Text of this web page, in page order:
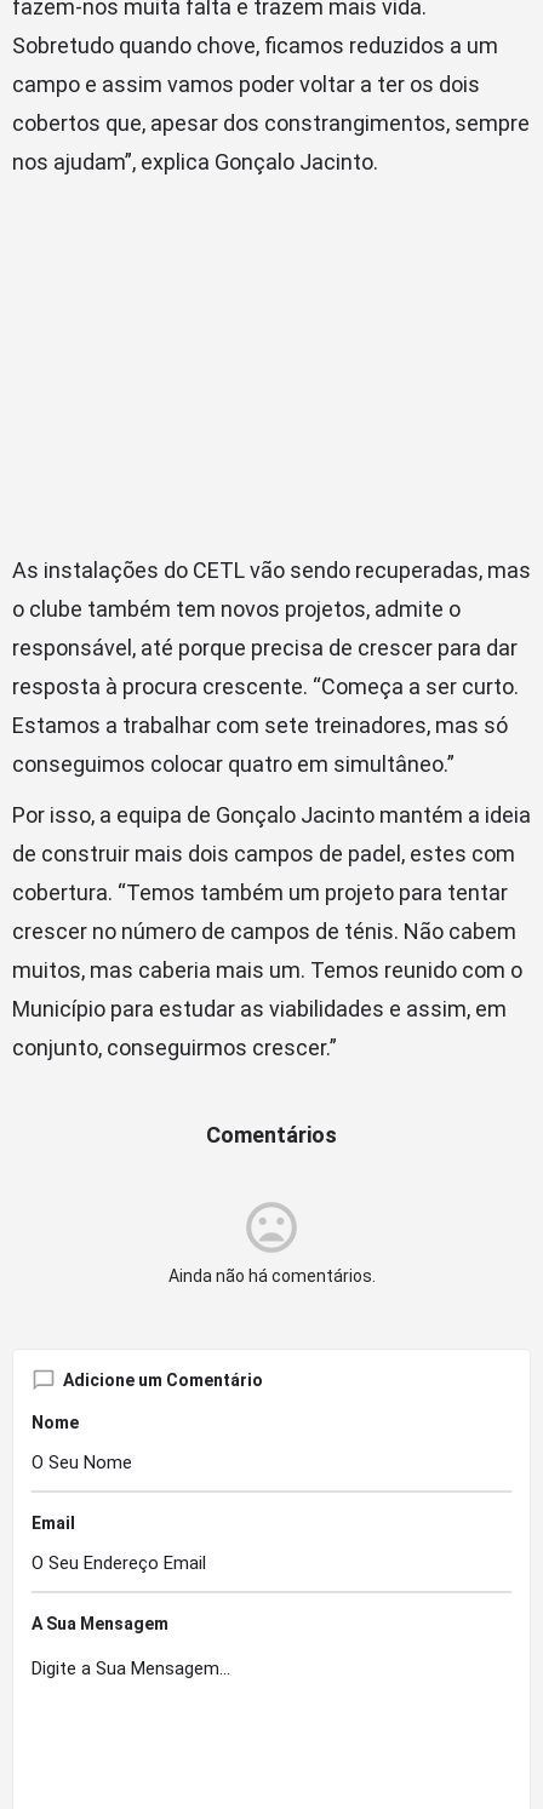
fazem-nos muita falta e trazem mais vida.
Sobretudo quando chove, ficamos reduzidos a um
campo e assim vamos poder voltar a ter os dois
cobertos que, apesar dos constrangimentos, sempre
nos ajudam”, explica Gonçalo Jacinto.
As instalações do CETL vão sendo recuperadas, mas
o clube também tem novos projetos, admite o
responsável, até porque precisa de crescer para dar
resposta à procura crescente. “Começa a ser curto.
Estamos a trabalhar com sete treinadores, mas só
conseguimos colocar quatro em simultâneo.”
Por isso, a equipa de Gonçalo Jacinto mantém a ideia
de construir mais dois campos de padel, estes com
cobertura. “Temos também um projeto para tentar
crescer no número de campos de ténis. Não cabem
muitos, mas caberia mais um. Temos reunido com o
Município para estudar as viabilidades e assim, em
conjunto, conseguirmos crescer.”
Comentários
Ainda não há comentários.
Adicione um Comentário
Nome
Email
A Sua Mensagem